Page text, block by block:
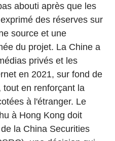
abouti après que les
des réserves sur
source et une
du projet. La Chine a
privés et les
en 2021, sur fond de
en renforçant la
à l'étranger. Le
à Hong Kong doit
la China Securities